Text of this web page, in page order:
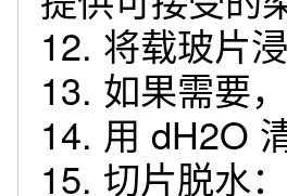
12. 将载玻片
13. 如果需要
14. 用 dH2O
15. 切片脱水